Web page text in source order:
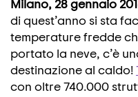
Milano, 28 gennaio
di quest’anno si sta
temperature fredde
portato la neve, c’è
destinazione al caldo!
con oltre 740.000